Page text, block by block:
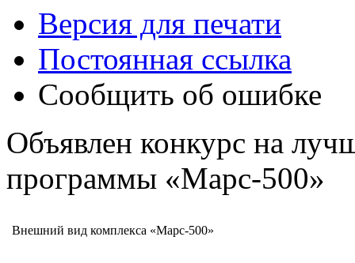
Версия для печати
Постоянная ссылка
Сообщить об ошибке
Объявлен конкурс на
программы «Марс-500»
Внешний вид комплекса «Марс-500»